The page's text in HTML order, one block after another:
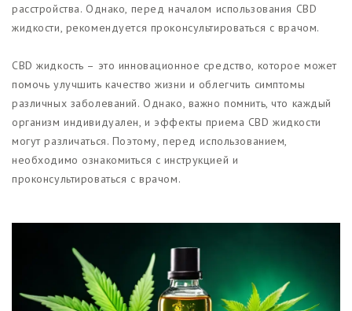
расстройства. Однако, перед началом использования CBD
жидкости, рекомендуется проконсультироваться с врачом.
CBD жидкость – это инновационное средство, которое может
помочь улучшить качество жизни и облегчить симптомы
различных заболеваний. Однако, важно помнить, что каждый
организм индивидуален, и эффекты приема CBD жидкости
могут различаться. Поэтому, перед использованием,
необходимо ознакомиться с инструкцией и
проконсультироваться с врачом.